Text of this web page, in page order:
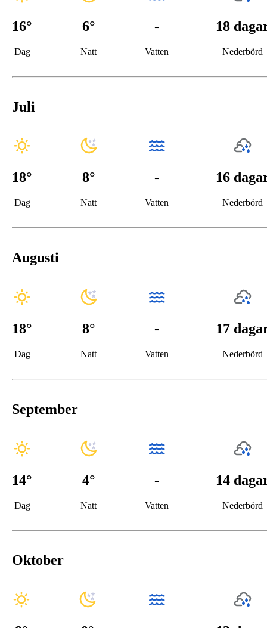
16°
Dag
6°
Natt
-
Vatten
18
Nederbörd
Juli
18°
Dag
8°
Natt
-
Vatten
16
Nederbörd
Augusti
18°
Dag
8°
Natt
-
Vatten
17
Nederbörd
September
14°
Dag
4°
Natt
-
Vatten
14
Nederbörd
Oktober